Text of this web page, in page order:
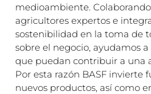
medioambiente.
agricultores expertos e
sostenibilidad en la toma de
sobre el negocio, ayudamos
que puedan contribuir a una
Por esta razón BASF invierte
nuevos productos, así como